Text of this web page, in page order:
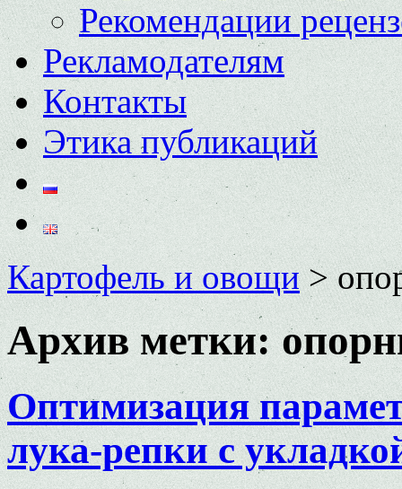
Рекомендации
Рекламодателям
Контакты
Этика публикаций
Картофель и овощи>
Архив метки:
Оптимизация
лука-репки с